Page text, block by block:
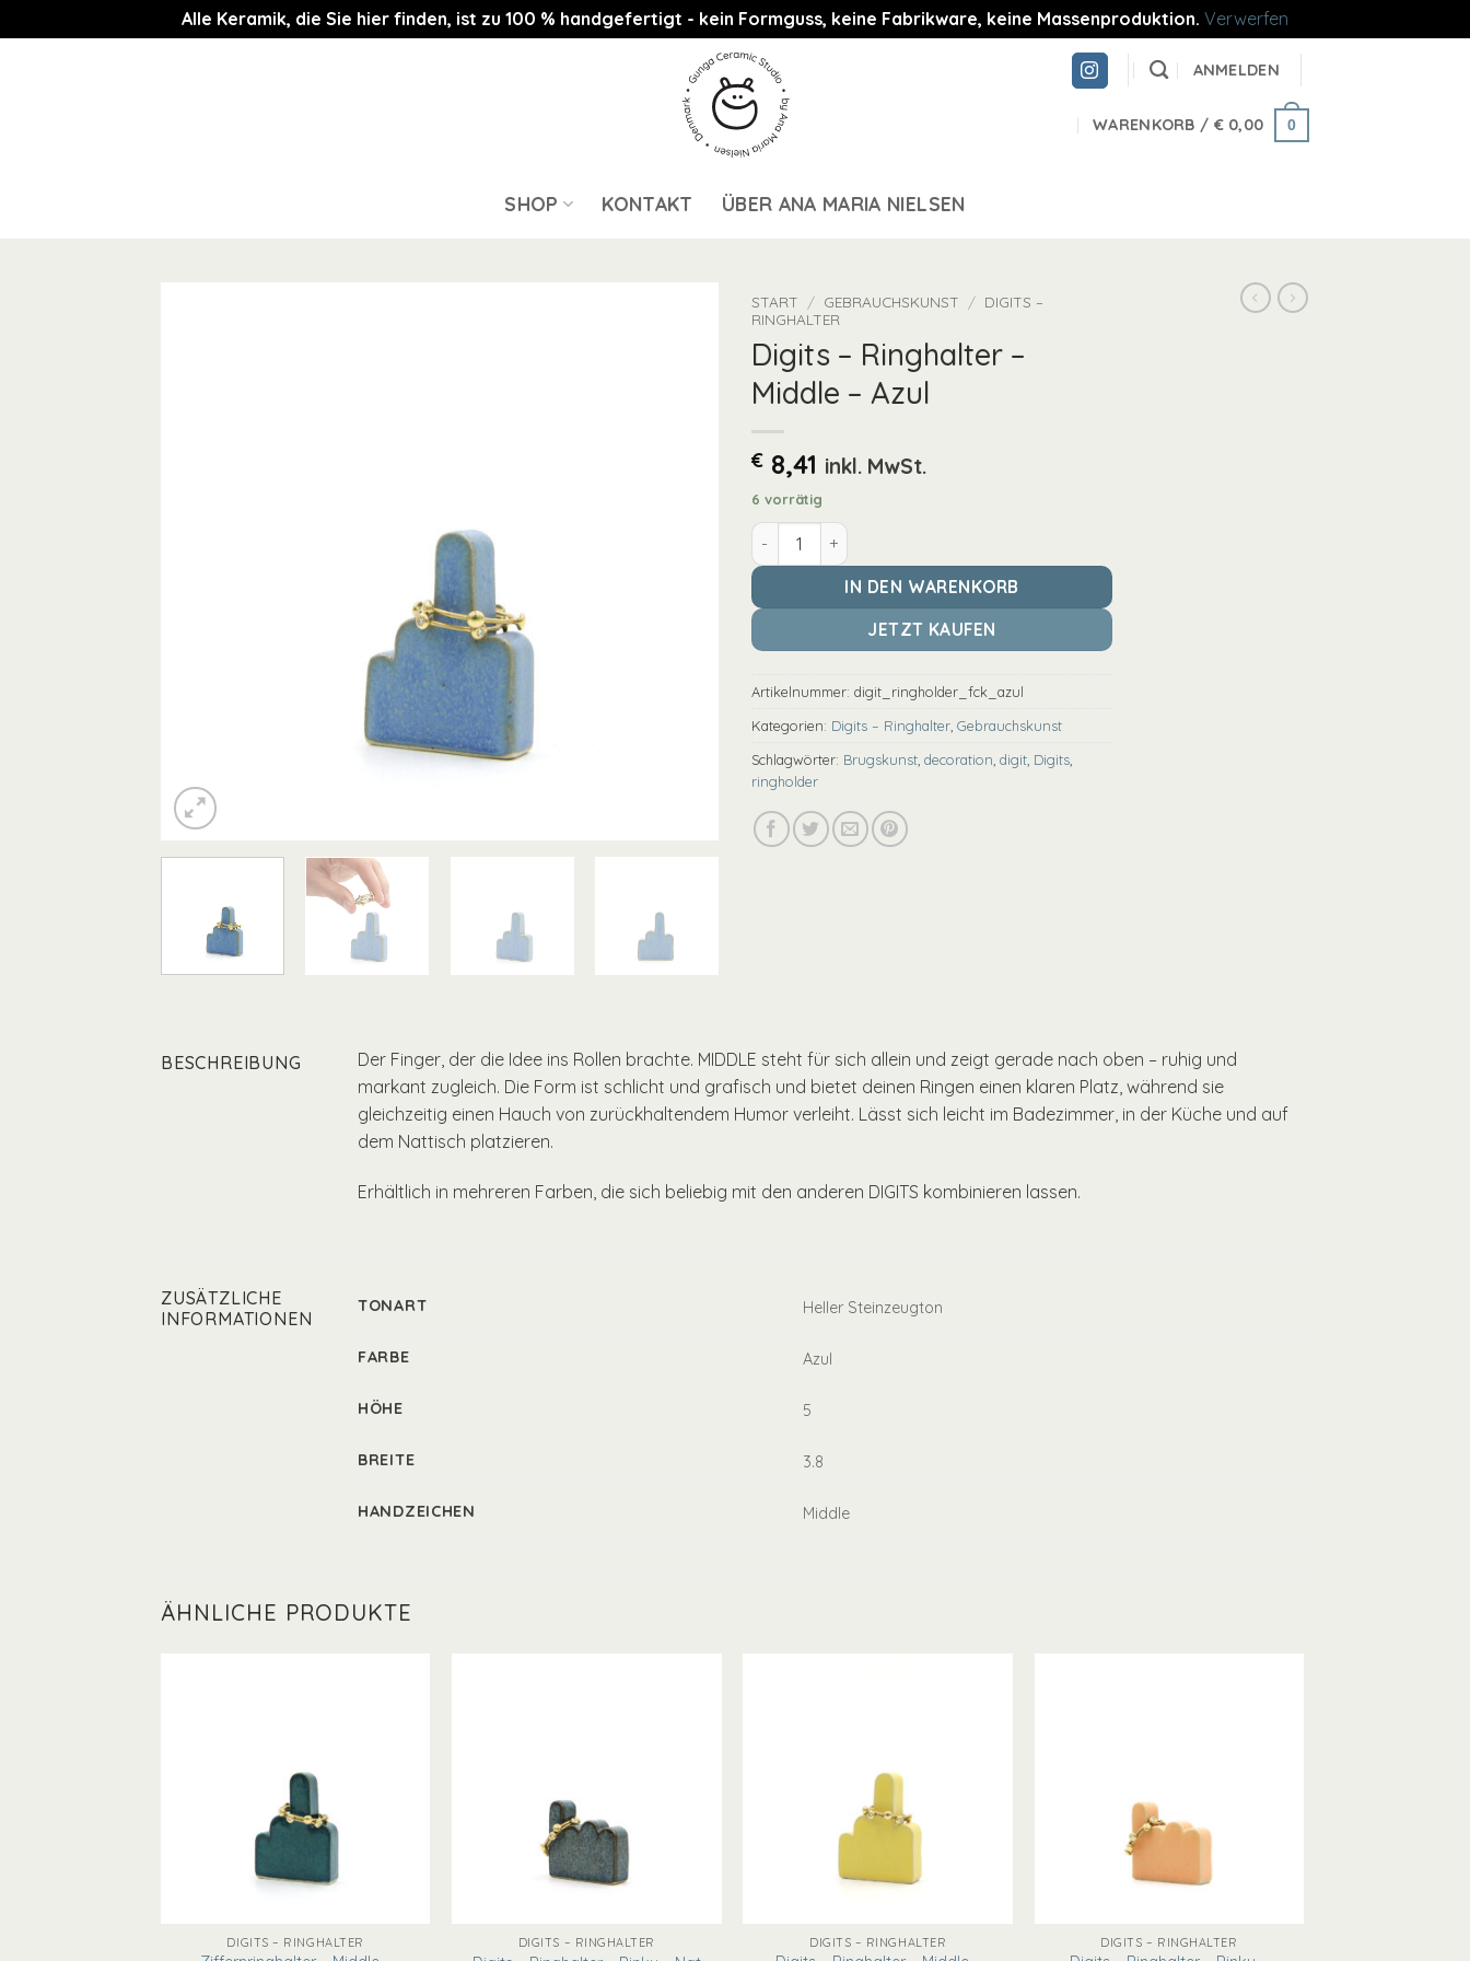
Alle Keramik, die Sie hier finden, ist zu 100 % handgefertigt - kein Formguss, keine Fabrikware, keine Massenproduktion. Verwerfen
ANMELDEN
WARENKORB / €0,00 0
SHOP KONTAKT ÜBER ANA MARIA NIELSEN
START / GEBRAUCHSKUNST / DIGITS –
RINGHALTER
Digits – Ringhalter –
Middle – Azul
€ 8,41 inkl. MwSt.
6 vorrätig
Digits - Ringhalter - Middle - Azul Menge
IN DEN WARENKORB
JETZT KAUFEN
Artikelnummer: digit_ringholder_fck_azul
Kategorien: Digits – Ringhalter Gebrauchskunst
Schlagwörter: Brugskunst decoration digit Digits
ringholder
BESCHREIBUNG
Der Finger, der die Idee ins Rollen brachte. MIDDLE steht für sich allein und zeigt gerade nach oben – ruhig und
markant zugleich. Die Form ist schlicht und grafisch und bietet deinen Ringen einen klaren Platz, während sie
gleichzeitig einen Hauch von zurückhaltendem Humor verleiht. Lässt sich leicht im Badezimmer, in der Küche und auf
dem Nattisch platzieren.
Erhältlich in mehreren Farben, die sich beliebig mit den anderen DIGITS kombinieren lassen.
ZUSÄTZLICHE
INFORMATIONEN
TONART Heller Steinzeugton
FARBE Azul
HÖHE 5
BREITE 3.8
HANDZEICHEN Middle
ÄHNLICHE PRODUKTE
DIGITS – RINGHALTER DIGITS – RINGHALTER DIGITS – RINGHALTER DIGITS – RINGHALTER